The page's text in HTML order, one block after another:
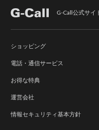
G-Call公式サイ
ショッピング
電話・通信サービス
お得な特典
運営会社
情報セキュリティ基本方針